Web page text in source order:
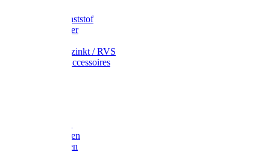
Emmer kunststof
Schepemmer
Emmer verzinkt / RVS
Regenton accessoires
Gazonharken
Asfaltharken